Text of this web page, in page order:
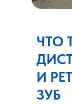
ЧТО
И
ЗУБ